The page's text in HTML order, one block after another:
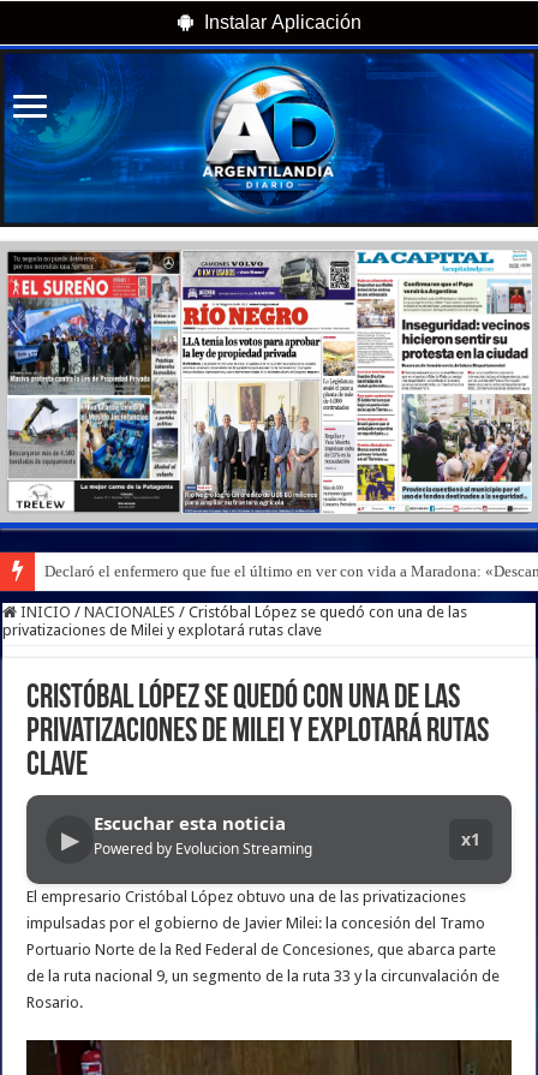
Instalar Aplicación
Declaró el enfermero que fue el último en ver con vida a Maradona:
INICIO / NACIONALES / Cristóbal López se quedó con una de las
privatizaciones de Milei y explotará rutas clave
Cristóbal López se quedó con una de las
privatizaciones de Milei y explotará rutas
clave
▶
Escuchar esta noticia
Powered by Evolucion Streaming x1
El empresario Cristóbal López obtuvo una de las privatizaciones
impulsadas por el gobierno de Javier Milei: la concesión del Tramo
Portuario Norte de la Red Federal de Concesiones, que abarca parte
de la ruta nacional 9, un segmento de la ruta 33 y la circunvalación de
Rosario.